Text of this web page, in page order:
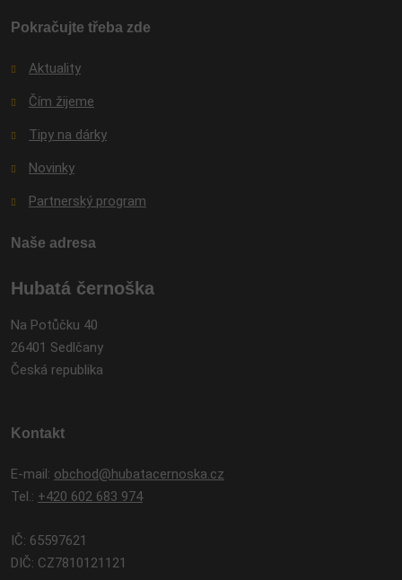
odeslat.
Pokračujte třeba zde
Aktuality
Čím žijeme
Tipy na dárky
Novinky
Partnerský program
Naše adresa
Hubatá černoška
Na Potůčku 40
26401 Sedlčany
Česká republika
Kontakt
E-mail: obchod@hubatacernoska.cz
Tel.: +420 602 683 974
IČ: 65597621
DIČ: CZ7810121121